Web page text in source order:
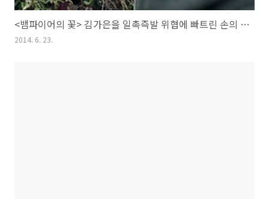
<뱀파이어의 꽃> 김가은을 일촉즉발 위협에 빠트린 손의 정체는?
2014. 6. 23.